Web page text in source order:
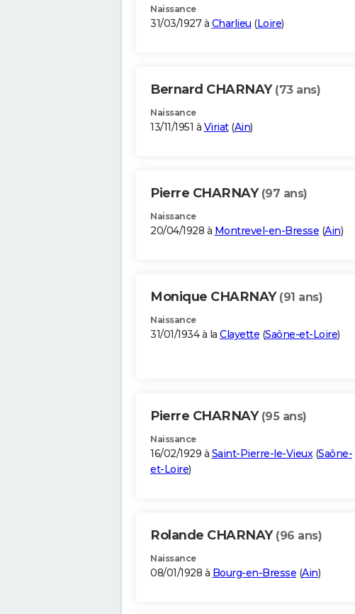
Naissance
31/03/1927 à Charlieu (Loire)
Bernard CHARNAY (73 ans)
Naissance
13/11/1951 à Viriat(Ain)
Pierre CHARNAY (97 ans)
Naissance
20/04/1928 à Montrevel-en-Bresse (Ain)
Monique CHARNAY (91 ans)
Naissance
31/01/1934 à la Clayette (Saône-et-Loire)
Pierre CHARNAY (95 ans)
Naissance
16/02/1929 à Saint-Pierre-le-Vieux(Saône-
et-Loire)
Rolande CHARNAY (96 ans)
Naissance
08/01/1928 à Bourg-en-Bresse (Ain)